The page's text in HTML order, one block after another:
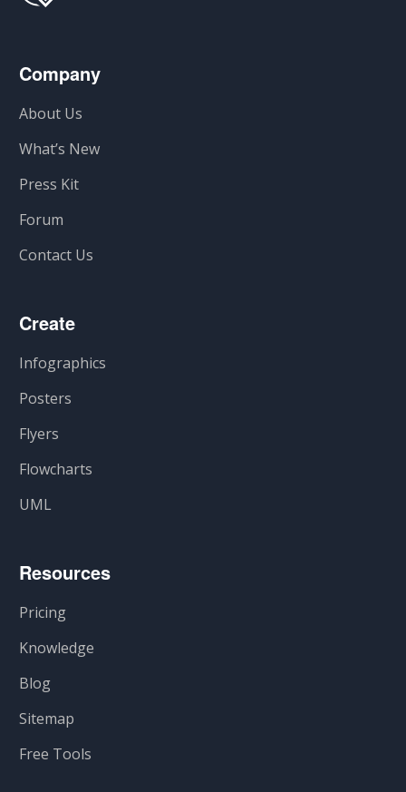
Company
About Us
What’s New
Press Kit
Forum
Contact Us
Create
Infographics
Posters
Flyers
Flowcharts
UML
Resources
Pricing
Knowledge
Blog
Sitemap
Free Tools